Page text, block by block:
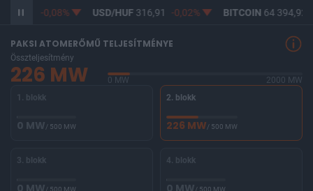
365,12 -0,08% USD/HUF316,91 -0,02% BITCOIN64 394,92
PAKSI ATOMERŐMŰ TELJESÍTMÉNYE
Összteljesítmény
226 MW 0 MW
2000 MW
1. blokk
0 MW/ 500 MW
2. blokk
226 MW/ 500 MW
3. blokk
0 MW/ 500 MW
4. blokk
0 MW/ 500 MW